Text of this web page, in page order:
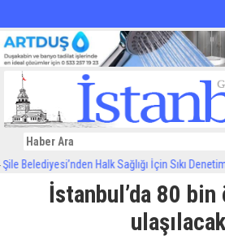
Belediyesi’nden Halk Sağlığı İçin Sıkı Denetim
İstanbul’da 80